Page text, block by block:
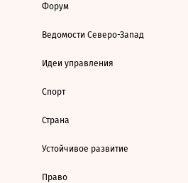
Форум
Ведомости Северо-Запад
Идеи управления
Спорт
Страна
Устойчивое развитие
Право